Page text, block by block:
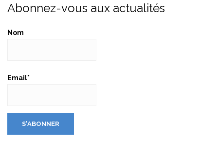
Abonnez-vous aux actualités
Nom
Email*